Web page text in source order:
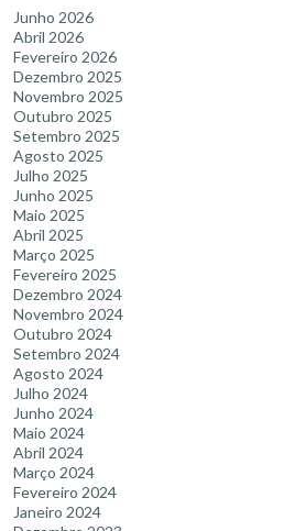
Junho 2026
Abril 2026
Fevereiro 2026
Dezembro 2025
Novembro 2025
Outubro 2025
Setembro 2025
Agosto 2025
Julho 2025
Junho 2025
Maio 2025
Abril 2025
Março 2025
Fevereiro 2025
Dezembro 2024
Novembro 2024
Outubro 2024
Setembro 2024
Agosto 2024
Julho 2024
Junho 2024
Maio 2024
Abril 2024
Março 2024
Fevereiro 2024
Janeiro 2024